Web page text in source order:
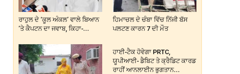
ਰਾਹੁਲ ਦੇ ‘ਕੂਲ ਅੰਕਲ’ ਵਾਲੇ ਬਿਆਨ
’ਤੇ ਕੈਪਟਨ ਦਾ ਜਵਾਬ, ਕਿਹਾ-...
ਹਿਮਾਚਲ ਦੇ ਚੰਬਾ ਵਿੱਚ ਨਿੱਜੀ ਬੱਸ
ਪਲਟਣ ਕਾਰਨ 7 ਦੀ ਮੌਤ
ਹਾਈ-ਟੈਕ ਹੋਵੇਗਾ PRTC,
ਯੂਪੀਆਈ- ਡੈਬਿਟ ਤੇ ਕ੍ਰੈਡਿਟ ਕਾਰਡ
ਰਾਹੀਂ ਆਨਲਾਈਨ ਭੁਗਤਾਨ...